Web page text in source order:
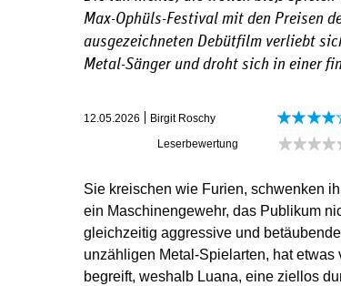
Max-Ophüls-Festival mit den Preisen
ausgezeichneten Debütfilm verliebt
Metal-Sänger und droht sich in einer
12.05.2026
Birgit Roschy
Leserbewertung
Sie kreischen wie Furien, schwenken
ein Maschinengewehr, das Pu­blikum
gleichzeitig aggressive und
unzähligen Metal-Spielarten, hat
begreift, weshalb Luana, eine ziellos